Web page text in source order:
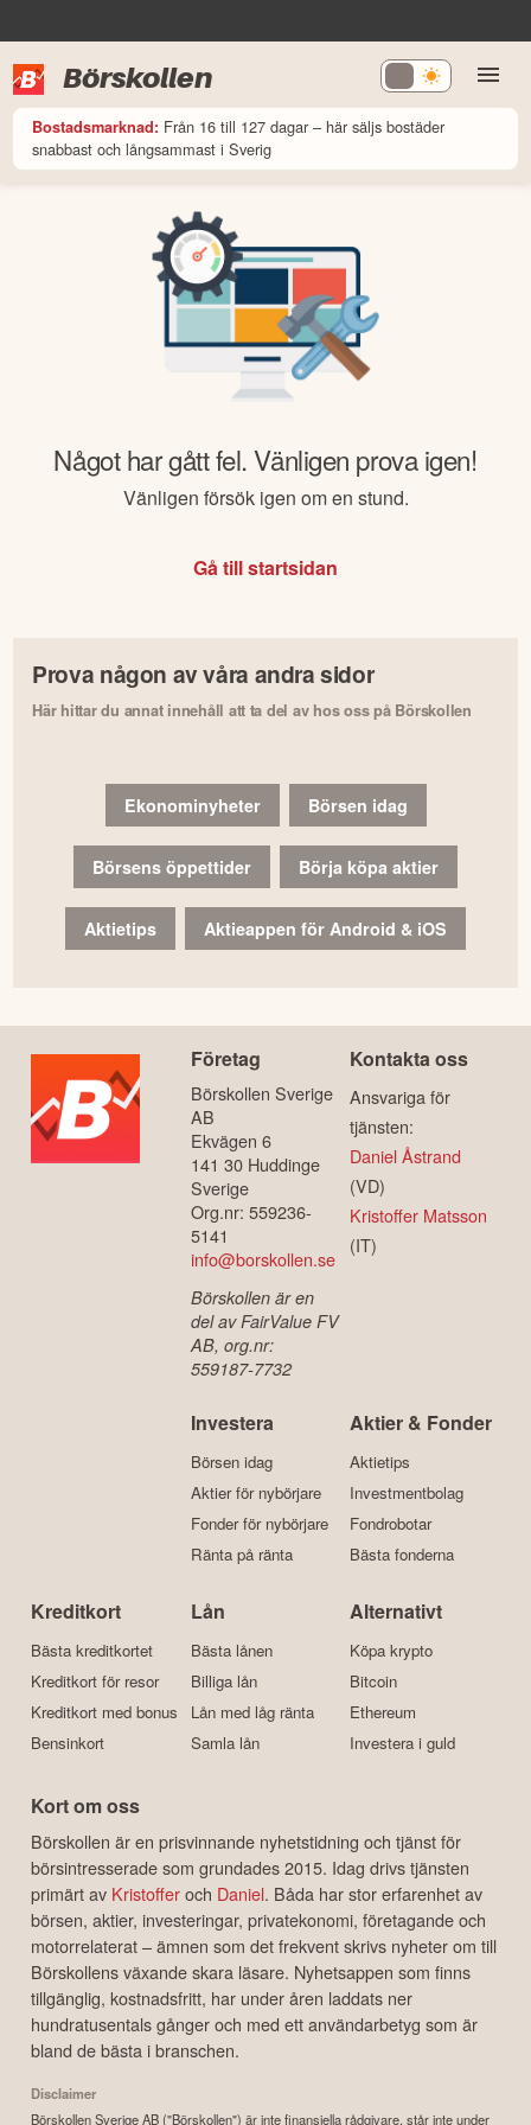
Börskollen
Bostadsmarknad: Från 16 till 127 dagar – här säljs bostäder
snabbast och långsammast i Sverig
Något har gått fel. Vänligen prova igen!
Vänligen försök igen om en stund.
Gå till startsidan
Prova någon av våra andra sidor
Här hittar du annat innehåll att ta del av hos oss på Börskollen
Ekonominyheter Börsen idag
Börsens öppettider Börja köpa aktier
Aktietips Aktieappen för Android & iOS
Företag
Börskollen Sverige
AB
Ekvägen 6
141 30 Huddinge
Sverige
Org.nr: 559236-
5141
info@borskollen.se
Börskollen är en
del av FairValue FV
AB, org.nr:
559187-7732
Kontakta oss
Ansvariga för
tjänsten:
Daniel Åstrand
(VD)
Kristoffer Matsson
(IT)
Investera
Börsen idag
Aktier för nybörjare
Fonder för nybörjare
Ränta på ränta
Aktier & Fonder
Aktietips
Investmentbolag
Fondrobotar
Bästa fonderna
Kreditkort
Bästa kreditkortet
Kreditkort för resor
Kreditkort med bonus
Bensinkort
Lån
Bästa lånen
Billiga lån
Lån med låg ränta
Samla lån
Alternativt
Köpa krypto
Bitcoin
Ethereum
Investera i guld
Kort om oss
Börskollen är en prisvinnande nyhetstidning och tjänst för
börsintresserade som grundades 2015. Idag drivs tjänsten
primärt av Kristofferoch Daniel. Båda har stor erfarenhet av
börsen, aktier, investeringar, privatekonomi, företagande och
motorrelaterat – ämnen som det frekvent skrivs nyheter om till
Börskollens växande skara läsare. Nyhetsappen som finns
tillgänglig, kostnadsfritt, har under åren laddats ner
hundratusentals gånger och med ett användarbetyg som är
bland de bästa i branschen.
Disclaimer
Börskollen Sverige AB ("Börskollen") är inte finansiella rådgivare, står inte under